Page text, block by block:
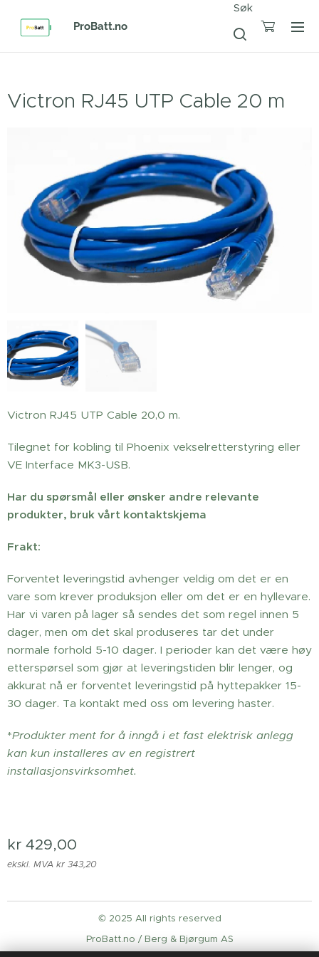
ProBatt.no
Søk
Victron RJ45 UTP Cable 20 m
Victron RJ45 UTP Cable 20,0 m.
Tilegnet for kobling til Phoenix vekselretterstyring eller
VE Interface MK3-USB.
Har du spørsmål eller ønsker andre relevante
produkter, bruk vårt kontaktskjema
Frakt:
Forventet leveringstid avhenger veldig om det er en
vare som krever produksjon eller om det er en hyllevare.
Har vi varen på lager så sendes det som regel innen 5
dager, men om det skal produseres tar det under
normale forhold 5-10 dager. I perioder kan det være høy
etterspørsel som gjør at leveringstiden blir lenger, og
akkurat nå er forventet leveringstid på hyttepakker 15-
30 dager. Ta kontakt med oss om levering haster.
*Produkter ment for å inngå i et fast elektrisk anlegg
kan kun installeres av en registrert
installasjonsvirksomhet.
kr 429,00
ekskl. MVA kr 343,20
© 2025 All rights reserved
ProBatt.no / Berg & Bjørgum AS